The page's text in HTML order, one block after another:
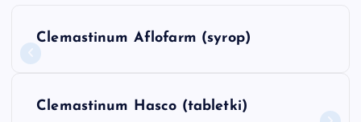
a
Clemastinum Aflofarm (syrop)
Clemastinum Hasco (tabletki)